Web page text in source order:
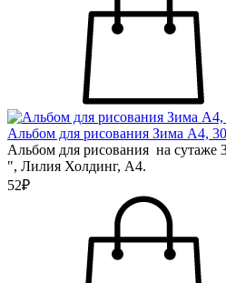
Альбом для рисования Зима А4,
Альбом для рисования на сутаже
", Лилия Холдинг, А4.
52₽